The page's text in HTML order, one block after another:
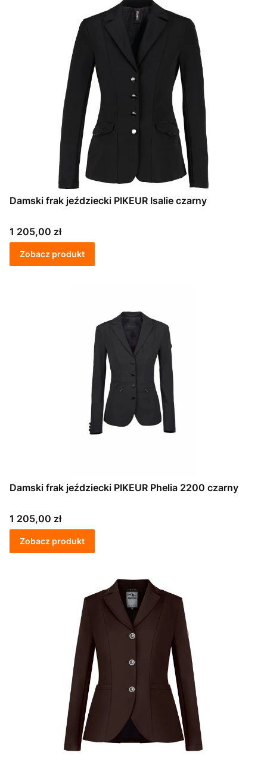
Damski frak jeździecki PIKEUR Isalie czarny
Cena
1 205,00 zł
Zobacz produkt
Damski frak jeździecki PIKEUR Phelia 2200 czarny
Cena
1 205,00 zł
Zobacz produkt